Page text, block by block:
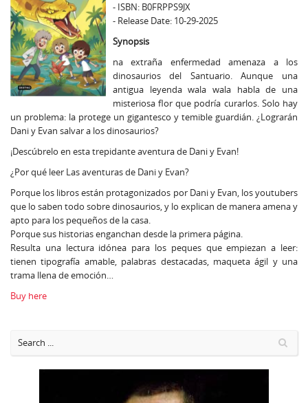
- ISBN: B0FRPPS9JX
- Release Date: 10-29-2025
Synopsis
na extraña enfermedad amenaza a los
dinosaurios del Santuario. Aunque una
antigua leyenda wala wala habla de una
misteriosa flor que podría curarlos. Solo hay
un problema: la protege un gigantesco y temible guardián. ¿Lograrán
Dani y Evan salvar a los dinosaurios?
¡Descúbrelo en esta trepidante aventura de Dani y Evan!
¿Por qué leer Las aventuras de Dani y Evan?
Porque los libros están protagonizados por Dani y Evan, los youtubers
que lo saben todo sobre dinosaurios, y lo explican de manera amena y
apto para los pequeños de la casa.
Porque sus historias enganchan desde la primera página.
Resulta una lectura idónea para los peques que empiezan a leer:
tienen tipografía amable, palabras destacadas, maqueta ágil y una
trama llena de emoción…
Buy here